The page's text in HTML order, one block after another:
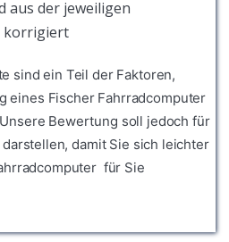
aus der jeweiligen
korrigiert
sind ein Teil der Faktoren,
eines Fischer Fahrradcomputer
Bewertung soll jedoch für
damit Sie sich leichter
für Sie